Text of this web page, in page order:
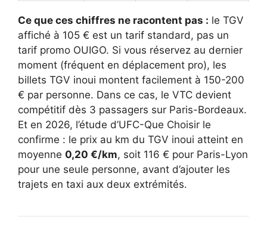
Ce que ces chiffres ne racontent pas : le TGV
affiché à 105 € est un tarif standard, pas un
tarif promo OUIGO. Si vous réservez au dernier
moment (fréquent en déplacement pro), les
billets TGV inoui montent facilement à 150-200
€ par personne. Dans ce cas, le VTC devient
compétitif dès 3 passagers sur Paris-Bordeaux.
Et en 2026, l’étude d’UFC-Que Choisir le
confirme : le prix au km du TGV inoui atteint en
moyenne 0,20 €/km, soit 116 € pour Paris-Lyon
pour une seule personne, avant d’ajouter les
trajets en taxi aux deux extrémités.